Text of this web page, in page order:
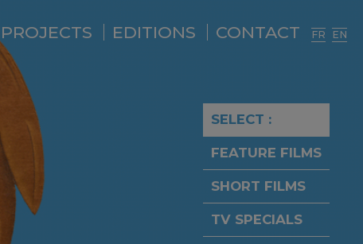
PROJECTS EDITIONS CONTACT FR EN
SELECT :
FEATURE FILMS
SHORT FILMS
TV SPECIALS